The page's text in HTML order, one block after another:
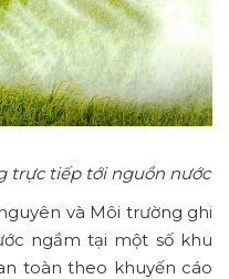
trực tiếp tới nguồn nước
và Môi trường ghi
ngầm tại một số khu
toàn theo khuyến cáo